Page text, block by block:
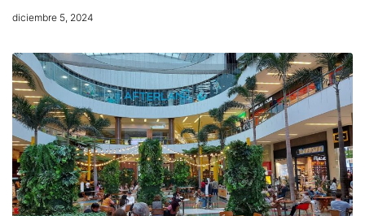
diciembre 5, 2024